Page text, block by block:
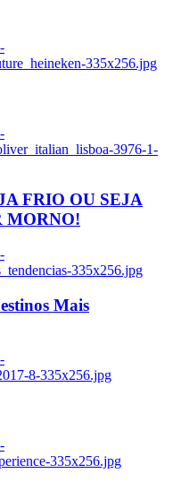
335x256.jpg
3976-1-
FRIO OU SEJA
MORNO!
335x256.jpg
Mais
8-335x256.jpg
335x256.jpg